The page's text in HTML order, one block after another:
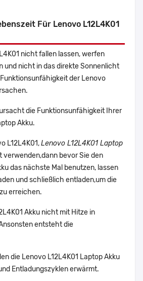
Für Lenovo L12L4K01
nicht fallen lassen, werfen
und nicht in das direkte Sonnenlicht
der Lenovo
die Funktionsunfähigkeit Ihrer
Akku.
L12L4K01,Lenovo L12L4K01 Laptop
verwenden,dann bevor Sie den
das nächste Mal benutzen, lassen
und schließlich entladen,um die
erreichen.
Akku nicht mit Hitze in
entsteht die
die Lenovo L12L4K01 Laptop Akku
Entladungszyklen erwärmt.